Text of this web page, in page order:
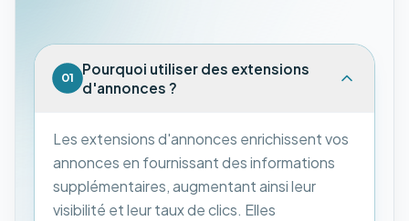
01
Pourquoi utiliser des extensions
d'annonces ?
Les extensions d'annonces enrichissent vos
annonces en fournissant des informations
supplémentaires, augmentant ainsi leur
visibilité et leur taux de clics. Elles